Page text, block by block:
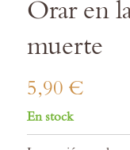
Orar en
muerte
5,90 €
En stock